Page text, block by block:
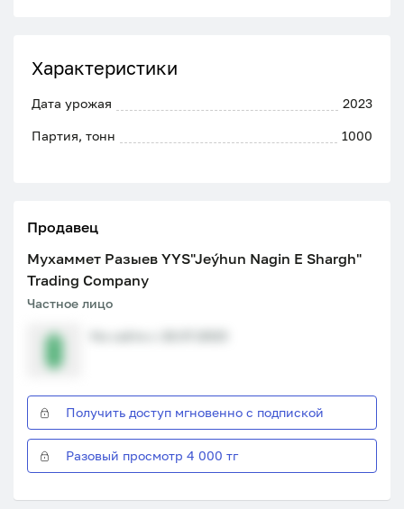
Характеристики
Дата урожая 2023
Партия, тонн 1000
Продавец
Мухаммет Разыев YYS"Jeýhun Nagin E Shargh"
Trading Company
Частное лицо
Получить доступ мгновенно с подпиской
Разовый просмотр 4 000 тг